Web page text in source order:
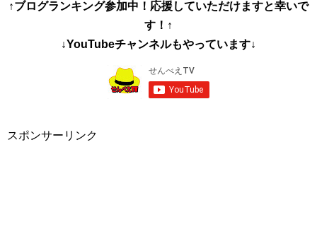
↑ブログランキング参加中！応援していただけますと幸いで
す！↑
↓YouTubeチャンネルもやっています↓
スポンサーリンク